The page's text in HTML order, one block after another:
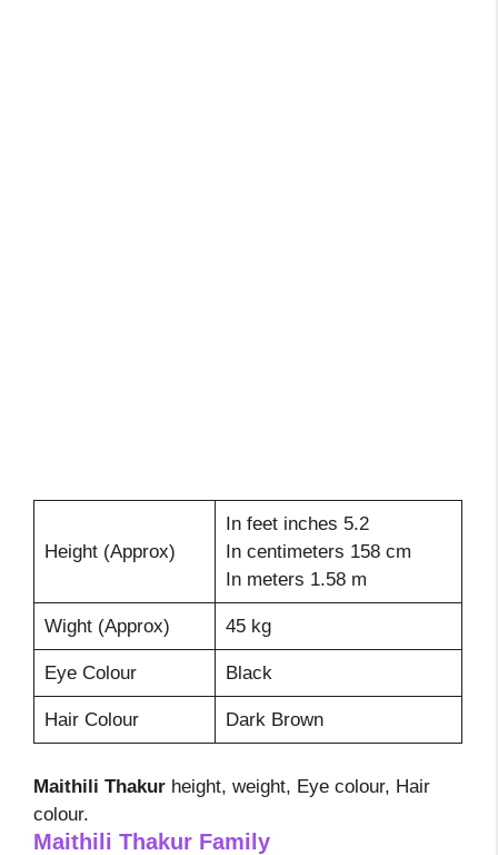
Height (Approx)
In feet inches 5.2
In centimeters 158 cm
In meters 1.58 m
Wight (Approx) 45 kg
Eye Colour Black
Hair Colour Dark Brown
Maithili Thakur height, weight, Eye colour, Hair
colour.
Maithili Thakur Family